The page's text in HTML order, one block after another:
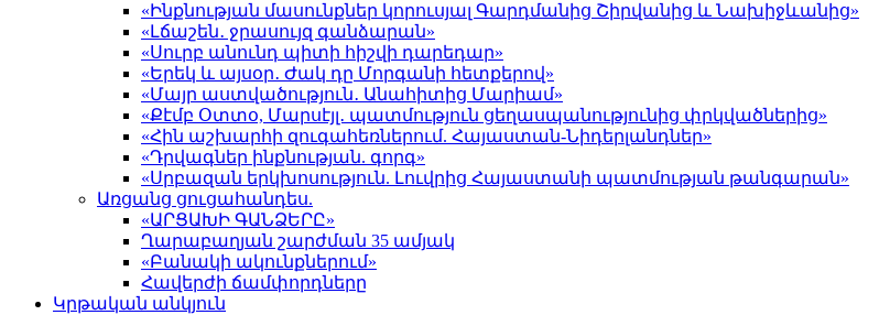
«Ինքնության մասունքներ կորուսյալ Գարդմանից Շիրվանից և Նախիջևանից»
«Լճաշեն․ ջրասույզ գանձարան»
«Սուրբ անունդ պիտի հիշվի դարեդար»
«Երեկ և այսօր․ Ժակ դը Մորգանի հետքերով»
«Մայր աստվածություն․ Անահիտից Մարիամ»
«Քէմբ Օտտօ, Մարսէյլ․ պատմություն ցեղասպանությունից փրկվածներից»
«Հին աշխարհի զուգահեռներում. Հայաստան-Նիդերլանդներ»
«Դրվագներ ինքնության. գորգ»
«Սրբազան երկխոսություն. Լուվրից Հայաստանի պատմության թանգարան»
Առցանց ցուցահանդես.
«ԱՐՑԱԽԻ ԳԱՆՁԵՐԸ»
Ղարաբաղյան շարժման 35 ամյակ
«Բանակի ակունքներում»
Հավերժի ճամփորդները
Կրթական անկյուն